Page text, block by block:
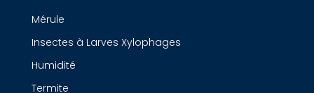
Mérule
Insectes à Larves Xylophages
Humidité
Termite